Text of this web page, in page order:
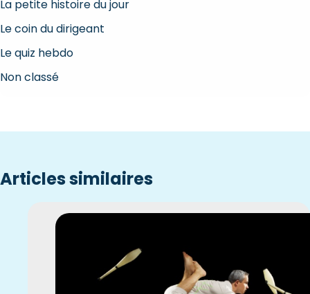
La petite histoire du jour
Le coin du dirigeant
Le quiz hebdo
Non classé
Articles similaires